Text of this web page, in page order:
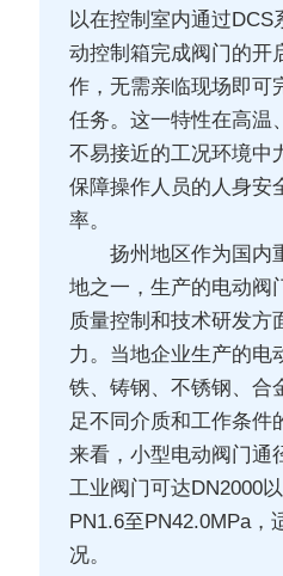
以在控制室内通过DCS
动控制箱完成阀门的开
作，无需亲临现场即可
任务。这一特性在高温
不易接近的工况环境中
保障操作人员的人身安
率。
扬州地区作为国内
地之一，生产的电动阀
质量控制和技术研发方
力。当地企业生产的电
铁、铸钢、不锈钢、合
足不同介质和工作条件
来看，小型电动阀门通
工业阀门可达DN2000
PN1.6至PN42.0MPa，
况。